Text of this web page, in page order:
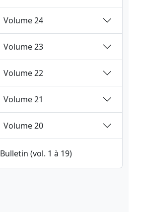
Volume 24
Volume 23
Volume 22
Volume 21
Volume 20
Bulletin (vol. 1 à 19)